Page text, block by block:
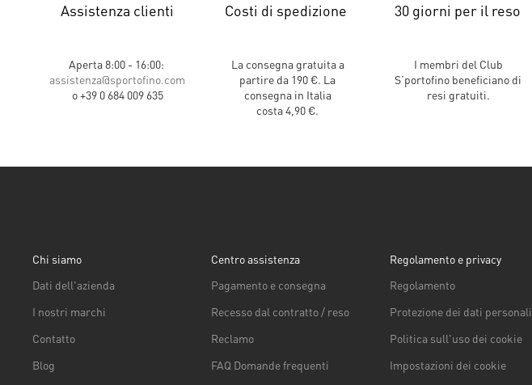
Assistenza clienti
Aperta 8:00 - 16:00:
assistenza@sportofino.com
o +39 0 684 009 635
Costi di spedizione
La consegna gratuita a
partire da 190 €. La
consegna in Italia
costa 4,90 €.
30 giorni per il reso
I membri del Club
S’portofino beneficiano di
resi gratuiti.
Chi siamo
Dati dell'azienda
I nostri marchi
Contatto
Blog
Centro assistenza
Pagamento e consegna
Recesso dal contratto / reso
Reclamo
FAQ Domande frequenti
Regolamento e privacy
Regolamento
Protezione dei dati personali
Politica sull'uso dei cookie
Impostazioni dei cookie